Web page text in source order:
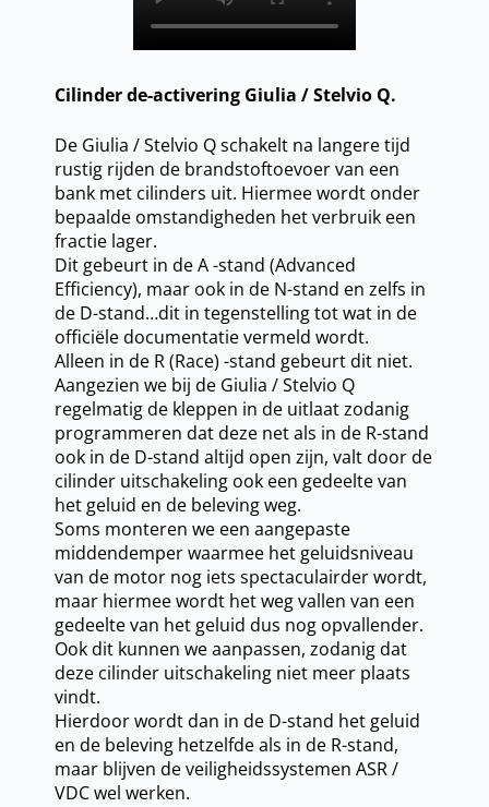
Cilinder de-activering Giulia / Stelvio Q.
De Giulia / Stelvio Q schakelt na langere tijd
rustig rijden de brandstoftoevoer van een
bank met cilinders uit. Hiermee wordt onder
bepaalde omstandigheden het verbruik een
fractie lager.
Dit gebeurt in de A -stand (Advanced
Efficiency), maar ook in de N-stand en zelfs in
de D-stand…dit in tegenstelling tot wat in de
officiële documentatie vermeld wordt.
Alleen in de R (Race) -stand gebeurt dit niet.
Aangezien we bij de Giulia / Stelvio Q
regelmatig de kleppen in de uitlaat zodanig
programmeren dat deze net als in de R-stand
ook in de D-stand altijd open zijn, valt door de
cilinder uitschakeling ook een gedeelte van
het geluid en de beleving weg.
Soms monteren we een aangepaste
middendemper waarmee het geluidsniveau
van de motor nog iets spectaculairder wordt,
maar hiermee wordt het weg vallen van een
gedeelte van het geluid dus nog opvallender.
Ook dit kunnen we aanpassen, zodanig dat
deze cilinder uitschakeling niet meer plaats
vindt.
Hierdoor wordt dan in de D-stand het geluid
en de beleving hetzelfde als in de R-stand,
maar blijven de veiligheidssystemen ASR /
VDC wel werken.